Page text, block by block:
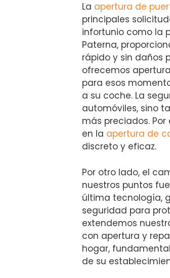
La apertura de
principales
infortunio como la
Paterna,
rápido y sin daños
ofrecemos
para esos
a su coche. La
automóviles, sino
más preciados.
en la apertura de
discreto y eficaz.
Por otro lado, el
nuestros puntos
última tecnología,
seguridad para
extendemos
con apertura y
hogar,
de su